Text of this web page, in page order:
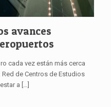
avances
cada vez están más cerca
de Centros de Estudios
a